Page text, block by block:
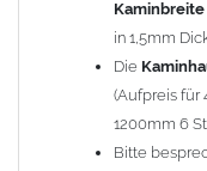
Kaminbreite
in 1,5mm
Die
(Aufpreis für
1200mm 6
Bitte